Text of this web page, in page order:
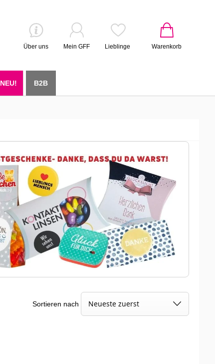
Warenkorb
Über uns Mein GFF Lieblinge
NEU! B2B
Sortieren nach